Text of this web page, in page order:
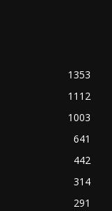
1353
1112
1003
641
442
314
291